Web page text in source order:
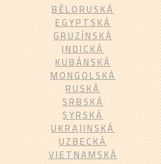
BĚLORUSKÁ
EGYPTSKÁ
GRUZÍNSKÁ
INDICKÁ
KUBÁNSKÁ
MONGOLSKÁ
RUSKÁ
SRBSKÁ
SYRSKÁ
UKRAJINSKÁ
UZBECKÁ
VIETNAMSKÁ